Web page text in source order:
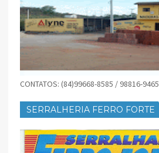
CONTATOS: (84)99668-8585 / 98816-9465
SERRALHERIA FERRO FORTE